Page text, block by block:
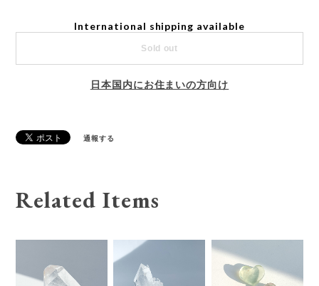
International shipping available
Sold out
日本国内にお住まいの方向け
通報する
Related Items